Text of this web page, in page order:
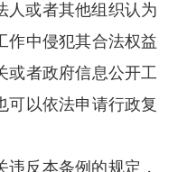
或者其他组织认为
作中侵犯其合法权益
或者政府信息公开工
可以依法申请行政复
反本条例的规定，